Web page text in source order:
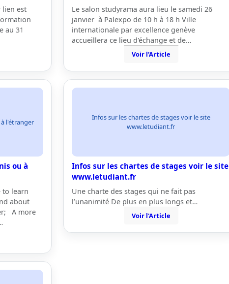
lien est
au 31
Le salon studyrama aura lieu le samedi 26
janvier à Palexpo de 10 h à 18 h Ville
internationale par excellence genève
accueillera ce lieu d'échange et de…
Voir l'Article
l'étranger
ou à
to learn
about
A more
Infos sur les chartes de stages voir le site
www.letudiant.fr
Infos sur les chartes de stages voir le site
www.letudiant.fr
Une charte des stages qui ne fait pas
l’unanimité De plus en plus longs et…
Voir l'Article